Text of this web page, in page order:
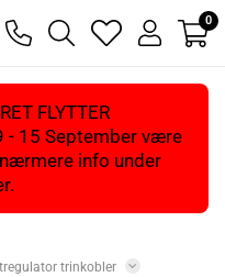
phone
magnifying
glass
heart
light
user
light
0
FLYTTER
- 15 September være
info under
trinkobler